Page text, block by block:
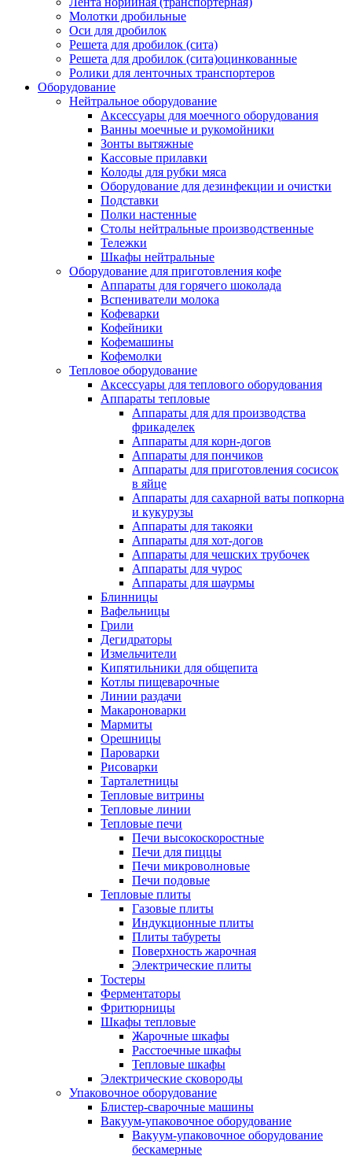
Молотки дробильные
Оси для дробилок
Решета для дробилок (сита)
Решета для дробилок (сита)оцинкованные
Ролики для ленточных транспортеров
Оборудование
Нейтральное оборудование
Аксессуары для моечного оборудования
Ванны моечные и рукомойники
Зонты вытяжные
Кассовые прилавки
Колоды для рубки мяса
Оборудование для дезинфекции и очистки
Подставки
Полки настенные
Столы нейтральные производственные
Тележки
Шкафы нейтральные
Оборудование для приготовления кофе
Аппараты для горячего шоколада
Вспениватели молока
Кофеварки
Кофейники
Кофемашины
Кофемолки
Тепловое оборудование
Аксессуары для теплового оборудования
Аппараты тепловые
Аппараты для для производства
фрикаделек
Аппараты для корн-догов
Аппараты для пончиков
Аппараты для приготовления сосисок
в яйце
Аппараты для сахарной ваты попкорна
и кукурузы
Аппараты для такояки
Аппараты для хот-догов
Аппараты для чешских трубочек
Аппараты для чурос
Аппараты для шаурмы
Блинницы
Вафельницы
Грили
Дегидраторы
Измельчители
Кипятильники для общепита
Котлы пищеварочные
Линии раздачи
Макароноварки
Мармиты
Орешницы
Пароварки
Рисоварки
Тарталетницы
Тепловые витрины
Тепловые линии
Тепловые печи
Печи высокоскоростные
Печи для пиццы
Печи микроволновые
Печи подовые
Тепловые плиты
Газовые плиты
Индукционные плиты
Плиты табуреты
Поверхность жарочная
Электрические плиты
Тостеры
Ферментаторы
Фритюрницы
Шкафы тепловые
Жарочные шкафы
Расстоечные шкафы
Тепловые шкафы
Электрические сковороды
Упаковочное оборудование
Блистер-сварочные машины
Вакуум-упаковочное оборудование
Вакуум-упаковочное оборудование
беcкамерные